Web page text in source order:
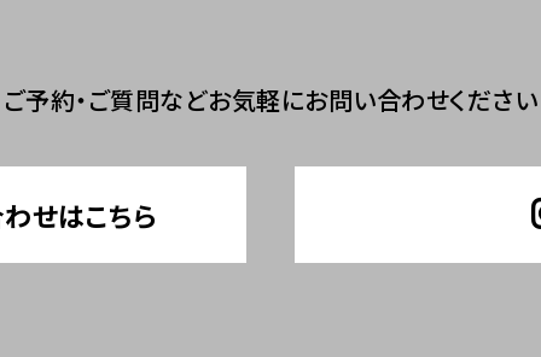
ご予約・ご質問などお気軽にお問い合わせください
せはこちら